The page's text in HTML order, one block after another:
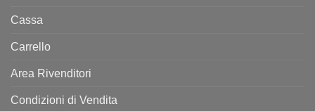
Cassa
Carrello
Area Rivenditori
Condizioni di Vendita